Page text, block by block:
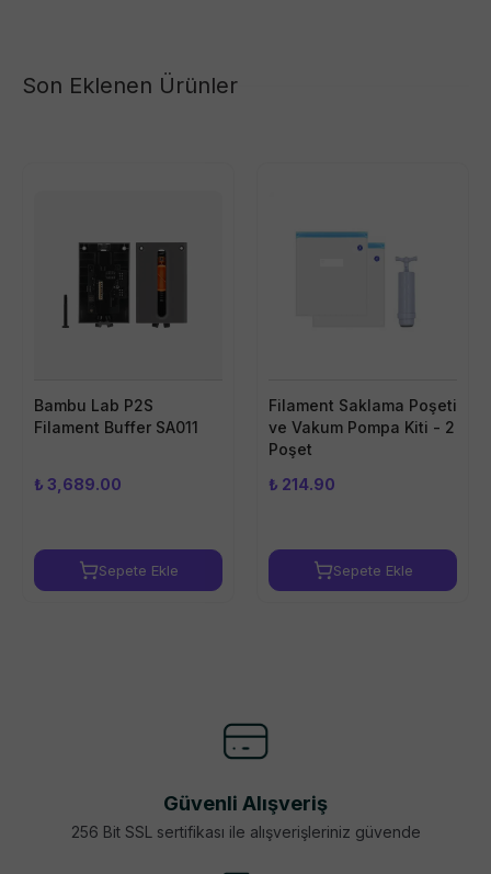
Son Eklenen Ürünler
Bambu Lab P2S
Filament Buffer SA011
₺ 3,689.00
Sepete Ekle
Filament Saklama Poşeti
ve Vakum Pompa Kiti - 2
Poşet
₺ 214.90
Sepete Ekle
Güvenli Alışveriş
256 Bit SSL sertifikası ile alışverişleriniz güvende